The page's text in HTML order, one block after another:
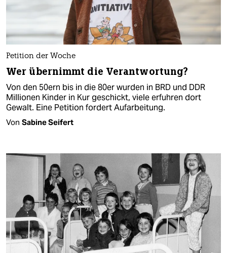
Petition der Woche
Wer übernimmt die Verantwortung?
Von den 50ern bis in die 80er wurden in BRD und DDR
Millionen Kinder in Kur geschickt, viele erfuhren dort
Gewalt. Eine Petition fordert Aufarbeitung.
Von Sabine Seifert